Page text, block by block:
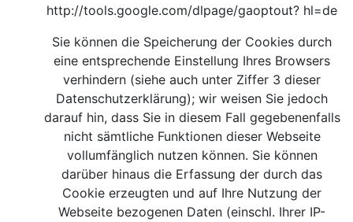
http://tools.google.com/dlpage/gaoptout? hl=de
Sie können die Speicherung der Cookies durch
eine entsprechende Einstellung Ihres Browsers
verhindern (siehe auch unter Ziffer 3 dieser
Datenschutzerklärung); wir weisen Sie jedoch
darauf hin, dass Sie in diesem Fall gegebenenfalls
nicht sämtliche Funktionen dieser Webseite
vollumfänglich nutzen können. Sie können
darüber hinaus die Erfassung der durch das
Cookie erzeugten und auf Ihre Nutzung der
Webseite bezogenen Daten (einschl. Ihrer IP-